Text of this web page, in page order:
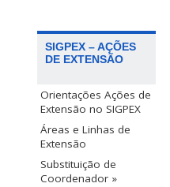
SIGPEX – AÇÕES
DE EXTENSÃO
Orientações Ações de
Extensão no SIGPEX
Áreas e Linhas de
Extensão
Substituição de
Coordenador »